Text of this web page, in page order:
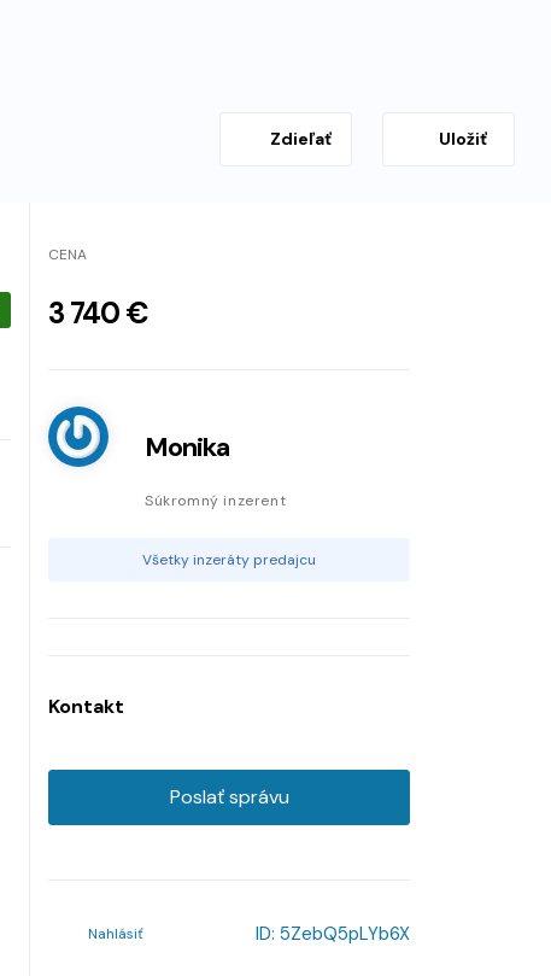
Zdieľať Uložiť
CENA
3 740 €
Monika
Súkromný inzerent
Všetky inzeráty predajcu
Kontakt
Poslať správu
Nahlásiť ID: 5ZebQ5pLYb6X